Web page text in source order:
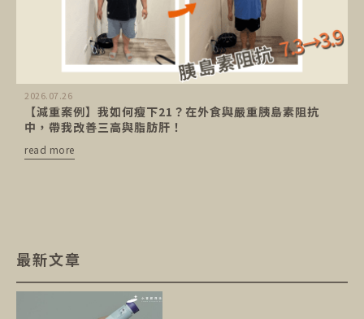
2026.07.26
【減重案例】我如何瘦下21？在外食與嚴重胰島素阻抗
中，帶我改善三高與脂肪肝！
read more
最新文章